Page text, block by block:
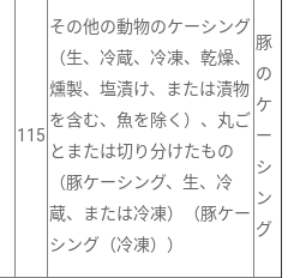
115
その他の動物のケーシング
（生、冷蔵、冷凍、乾燥、
燻製、塩漬け、または漬物
を含む、魚を除く）、丸ご
とまたは切り分けたもの
（豚ケーシング、生、冷
蔵、または冷凍）（豚ケー
シング（冷凍））
豚
の
ケ
ー
シ
ン
グ